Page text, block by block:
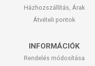
Házhozszállítás, Árak
Átvételi pontok
INFORMÁCIÓK
Rendelés módosítása